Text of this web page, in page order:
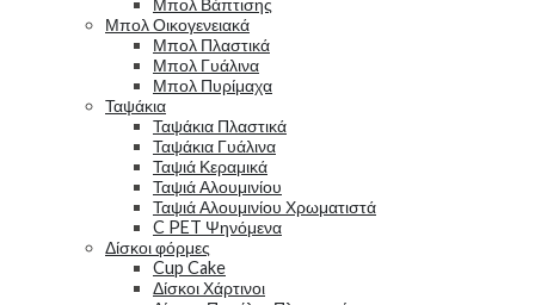
Μπολ Βάπτισης
Μπολ Οικογενειακά
Μπολ Πλαστικά
Μπολ Γυάλινα
Μπολ Πυρίμαχα
Ταψάκια
Ταψάκια Πλαστικά
Ταψάκια Γυάλινα
Ταψιά Κεραμικά
Ταψιά Αλουμινίου
Ταψιά Αλουμινίου Χρωματιστά
C PET Ψηνόμενα
Δίσκοι φόρμες
Cup Cake
Δίσκοι Χάρτινοι